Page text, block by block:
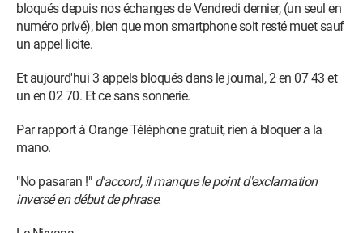
bloqués depuis nos échanges de Vendredi dernier, (un seul en
numéro privé), bien que mon smartphone soit resté muet sauf
un appel licite.
Et aujourd'hui 3 appels bloqués dans le journal, 2 en 07 43 et
un en 02 70. Et ce sans sonnerie.
Par rapport à Orange Téléphone gratuit, rien à bloquer a la
mano.
"No pasaran !" d'accord, il manque le point d'exclamation
inversé en début de phrase.